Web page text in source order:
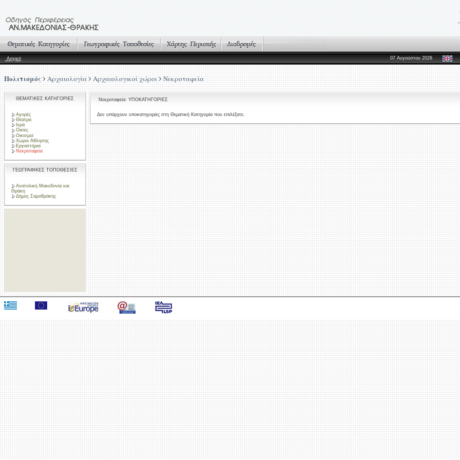
Αρχική 07 Αυγούστου 2026
Πολιτισμός Αρχαιολογία Αρχαιολογικοί χώροι Νεκροταφεία
ΘΕΜΑΤΙΚΕΣ ΚΑΤΗΓΟΡΙΕΣ
Αγορές
Θέατρα
Ιερά
Οικίες
Οικισμοί
Χώροι Άθλησης
Εργαστήρια
Νεκροταφεία
ΓΕΩΓΡΑΦΙΚΕΣ ΤΟΠΟΘΕΣΙΕΣ
Ανατολική Μακεδονία και
Θράκη
Δήμος Σαμοθράκης
Νεκροταφεία: ΥΠΟΚΑΤΗΓΟΡΙΕΣ
Δεν υπάρχουν υποκατηγορίες στη Θεματική Κατηγορία που επιλέξατε.